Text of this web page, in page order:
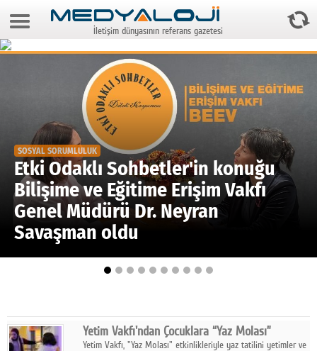
9 Ağustos 2026 13:36:11
Video Galeri
Gazeteler
Medya
Reyting-tiraj
Teknoloji
Televizyon
Facebook
İletişim dünyasının referans gazetesi
SOSYAL SORUMLULUK
Etki Odaklı Sohbetler'in konuğu
Bilişime ve Eğitime Erişim Vakfı
Genel Müdürü Dr. Neyran
Savaşman oldu
Yetim Vakfı'ndan Çocuklara “Yaz Molası”
Yetim Vakfı, "Yaz Molası" etkinlikleriyle yaz tatilini yetimler ve